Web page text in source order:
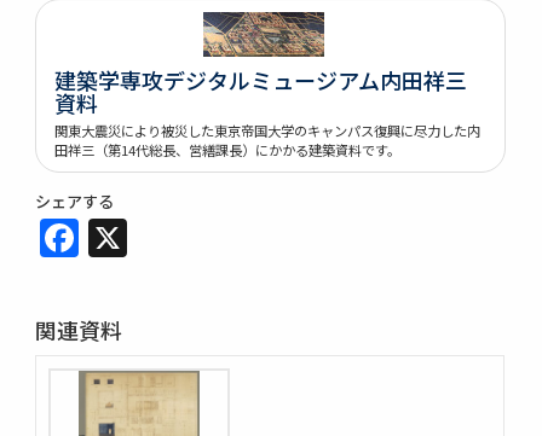
建築学専攻デジタルミュージアム内田祥三
資料
関東大震災により被災した東京帝国大学のキャンパス復興に尽力した内
田祥三（第14代総長、営繕課長）にかかる建築資料です。
シェアする
Facebook
関連資料